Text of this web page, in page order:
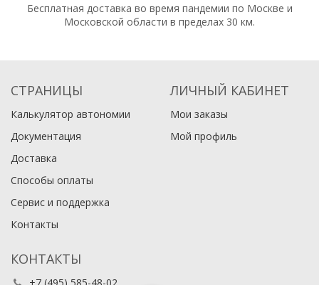
Бесплатная доставка во время пандемии по Москве и
Московской области в пределах 30 км.
СТРАНИЦЫ
Калькулятор автономии
Документация
Доставка
Способы оплаты
Сервис и поддержка
Контакты
ЛИЧНЫЙ КАБИНЕТ
Мои заказы
Мой профиль
КОНТАКТЫ